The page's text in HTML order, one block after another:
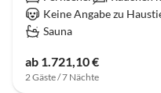
Keine Angabe zu
Sauna
ab 1.721,10 €
2 Gäste / 7 Nächte